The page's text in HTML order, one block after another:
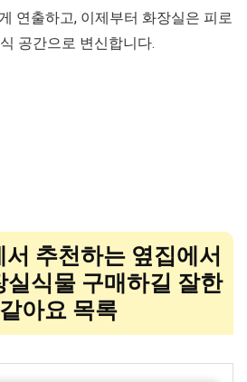
연출하고, 이제부터 화장실은 피로
공간으로 변신합니다.
추천하는 옆집에서
실식물 구매하길 잘한
아요 목록